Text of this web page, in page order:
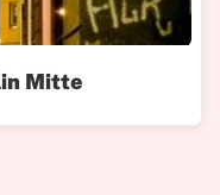
Mitte